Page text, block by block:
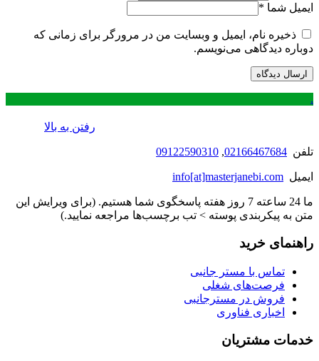
ایمیل شما *
ذخیره نام، ایمیل و وبسایت من در مرورگر برای زمانی که
دوباره دیدگاهی می‌نویسم.
.
رفتن به بالا
تلفن 02166467684
,
09122590310
ایمیل info[at]masterjanebi.com
ما 24 ساعته 7 روز هفته پاسخگوی شما هستیم. (برای ویرایش این
متن به پیکربندی پوسته > تب برچسب‌ها مراجعه نمایید.)
راهنمای خرید
تماس با مستر جانبی
فرصت‌های شغلی
فروش در مسترجانبی
اخباری فناوری
خدمات مشتریان